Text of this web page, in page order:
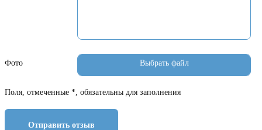
Фото
Поля, отмеченные *, обязательны для заполнения
Отправить отзыв